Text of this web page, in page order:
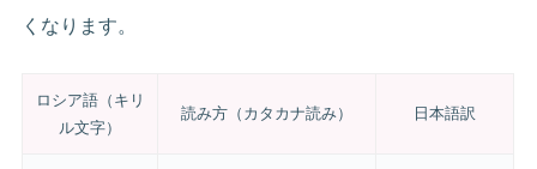
くなります。
ロシア語（キリ
ル文字）
読み方（カタカナ読み） 日本語訳